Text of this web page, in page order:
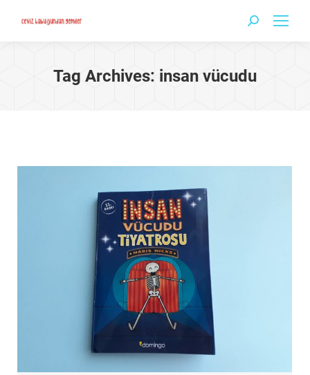
Search:
Tag Archives: insan vücudu